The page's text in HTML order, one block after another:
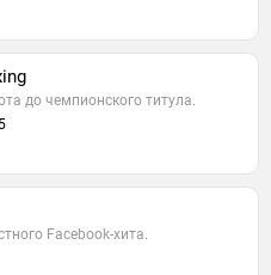
до чемпионского титула.
Facebook-хита.